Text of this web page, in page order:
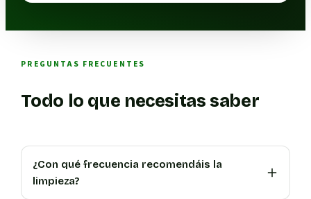
PREGUNTAS FRECUENTES
Todo lo que necesitas saber
¿Con qué frecuencia recomendáis la
limpieza?